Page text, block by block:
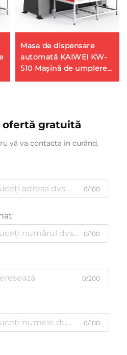
Masa de dispensare
automată KAIWEI KW-
510 Mașină de umplere
cu poliuretan Mașină de
gratuită
vă va contacta în curând.
0/100
0/100
0/200
0/100